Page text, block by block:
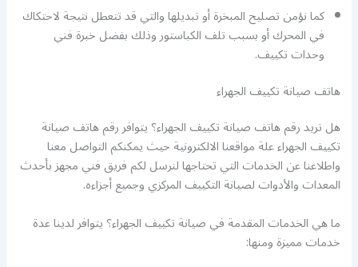
كما نؤمن تصليح المبخرة أو تبديلها والتي قد تتعطل نتيجة لاحتكاك
في المحرك أو بسبب تلف الكباستور وذلك بفضل خبرة فني
وحدات تكييف.
هاتف صيانة تكييف الجهراء
هل تريد رقم هاتف صيانة تكييف الجهراء؟ يتوافر رقم هاتف صيانة
تكييف الجهراء علة مواقعنا الالكترونية حيث يمكنكم التواصل معنا
واطلاعنا عن الخدمات التي تحتاجها لنرسل لكم فريق فني مجهز بأحدث
المعدات والأدوات لصيانة التكييف المركزي وجميع أجزاءه.
ما هي الخدمات المقدمة في صيانة تكييف الجهراء؟ يتوافر لدينا عدة
خدمات مميزة ومنها: